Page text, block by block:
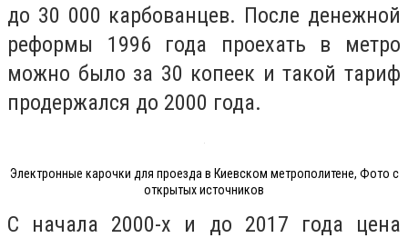
до 30 000 карбованцев. После денежной
реформы 1996 года проехать в метро
можно было за 30 копеек и такой тариф
продержался до 2000 года.
Электронные карочки для проезда в Киевском метрополитене, Фото с
открытых источников
С начала 2000-х и до 2017 года цена